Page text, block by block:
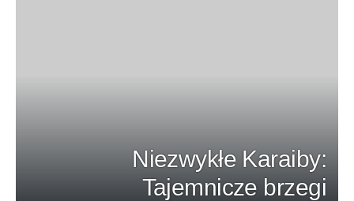
Niezwykłe Karaiby:
Tajemnicze brzegi